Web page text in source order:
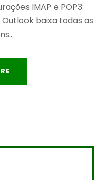
IMAP e POP3:
baixa todas as